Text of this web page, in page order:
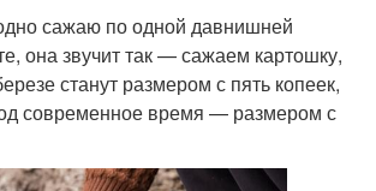
сажаю по одной давнишней
она звучит так — сажаем картошку,
станут размером с пять копеек,
современное время — размером с